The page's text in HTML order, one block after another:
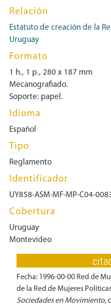
Relación
Estatuto de creación de la
Uruguay
Formato
1 h., 1 p., 280 x 187 mm
Mecanografiado.
Soporte: papel.
Idioma
Español
Tipo
Reglamento
Identificador
UY858-ASM-MF-MP-C04-
Cobertura
Uruguay
Montevideo
Fecha: 1996-00-00 Red de
de la Red de Mujeres
Sociedades en Movimiento,